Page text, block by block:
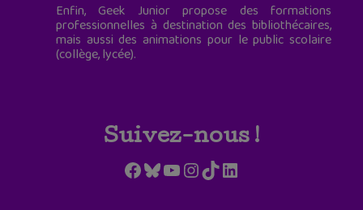
Enfin, Geek Junior propose des formations
professionnelles à destination des bibliothécaires,
mais aussi des animations pour le public scolaire
(collège, lycée).
Suivez-nous !
Facebook
Bluesky
YouTube
Instagram
TikTokLinkedIn